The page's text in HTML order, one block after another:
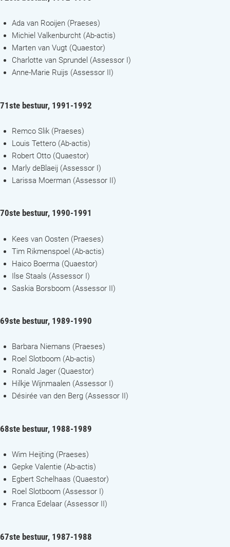
Ada van Rooijen (Praeses)
Michiel Valkenburcht (Ab-actis)
Marten van Vugt (Quaestor)
Charlotte van Sprundel (Assessor I)
Anne-Marie Ruijs (Assessor II)
71ste bestuur, 1991-1992
Remco Slik (Praeses)
Louis Tettero (Ab-actis)
Robert Otto (Quaestor)
Marly deBlaeij (Assessor I)
Larissa Moerman (Assessor II)
70ste bestuur, 1990-1991
Kees van Oosten (Praeses)
Tim Rikmenspoel (Ab-actis)
Haico Boerma (Quaestor)
Ilse Staals (Assessor I)
Saskia Borsboom (Assessor II)
69ste bestuur, 1989-1990
Barbara Niemans (Praeses)
Roel Slotboom (Ab-actis)
Ronald Jager (Quaestor)
Hilkje Wijnmaalen (Assessor I)
Désirée van den Berg (Assessor II)
68ste bestuur, 1988-1989
Wim Heijting (Praeses)
Gepke Valentie (Ab-actis)
Egbert Schelhaas (Quaestor)
Roel Slotboom (Assessor I)
Franca Edelaar (Assessor II)
67ste bestuur, 1987-1988